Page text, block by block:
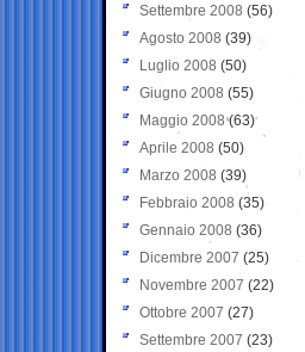
Settembre 2008 (56)
Agosto 2008 (39)
Luglio 2008 (50)
Giugno 2008 (55)
Maggio 2008(63)
Aprile 2008 (50)
Marzo 2008 (39)
Febbraio 2008 (35)
Gennaio 2008 (36)
Dicembre 2007 (25)
Novembre 2007 (22)
Ottobre 2007 (27)
Settembre 2007 (23)